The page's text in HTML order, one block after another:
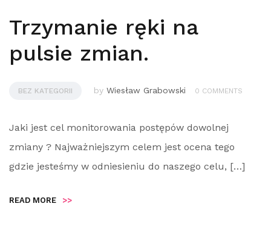
Trzymanie ręki na
pulsie zmian.
BEZ KATEGORII by Wiesław Grabowski 0 COMMENTS
Jaki jest cel monitorowania postępów dowolnej
zmiany ? Najważniejszym celem jest ocena tego
gdzie jesteśmy w odniesieniu do naszego celu, […]
READ MORE >>